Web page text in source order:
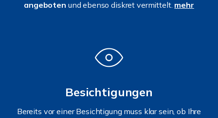
angeboten und ebenso diskret vermittelt. mehr
Besichtigungen
Bereits vor einer Besichtigung muss klar sein, ob Ihre